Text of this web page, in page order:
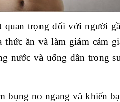
quan trọng đối với người
ăn và làm giảm cảm
nước và uống dần trong
bụng no ngang và khiến